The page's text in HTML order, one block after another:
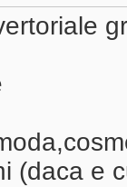
(daca e